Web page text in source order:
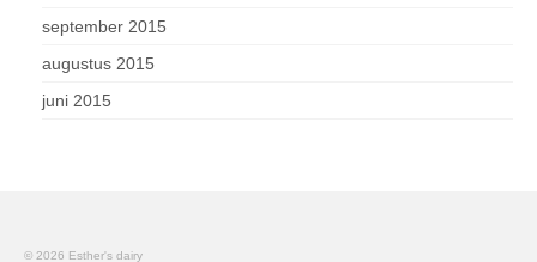
september 2015
augustus 2015
juni 2015
© 2026 Esther's dairy